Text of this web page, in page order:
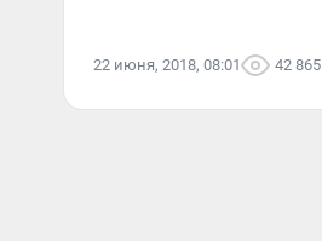
22 июня, 2018, 08:01 42 865